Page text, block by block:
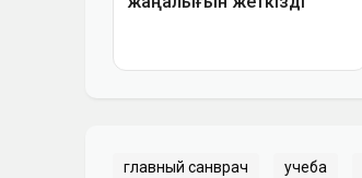
главный санврач учеба